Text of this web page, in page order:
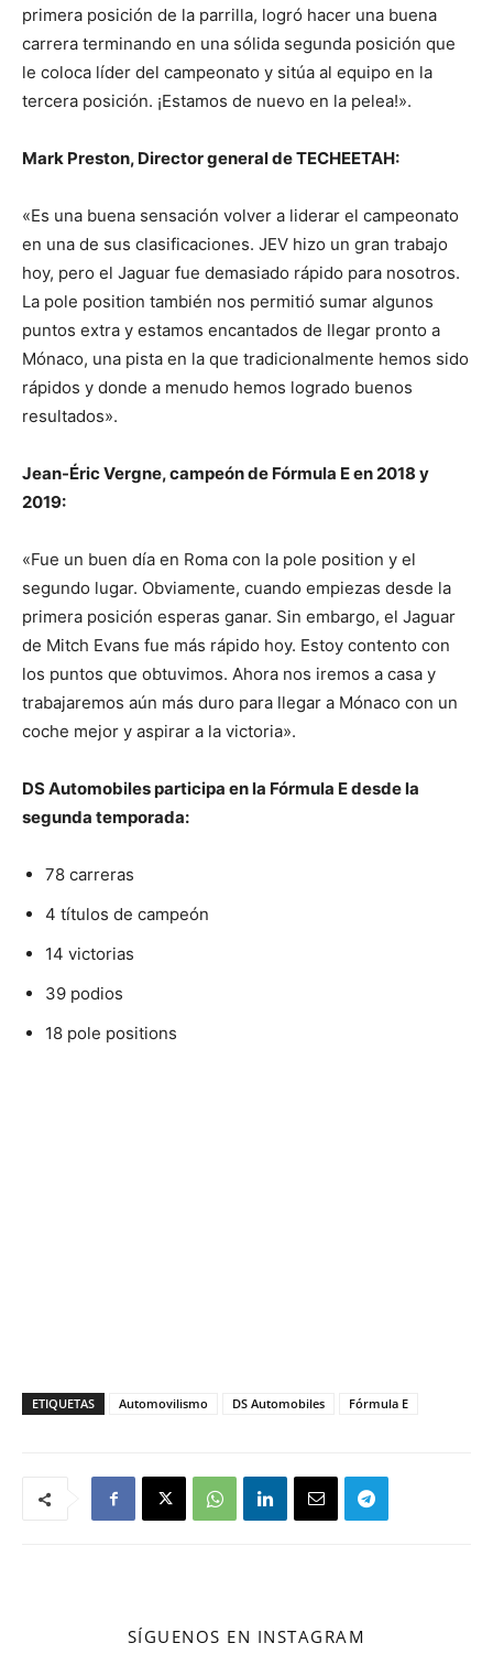
primera posición de la parrilla, logró hacer una buena
carrera terminando en una sólida segunda posición que
le coloca líder del campeonato y sitúa al equipo en la
tercera posición. ¡Estamos de nuevo en la pelea!».
Mark Preston, Director general de TECHEETAH:
«Es una buena sensación volver a liderar el campeonato
en una de sus clasificaciones. JEV hizo un gran trabajo
hoy, pero el Jaguar fue demasiado rápido para nosotros.
La pole position también nos permitió sumar algunos
puntos extra y estamos encantados de llegar pronto a
Mónaco, una pista en la que tradicionalmente hemos sido
rápidos y donde a menudo hemos logrado buenos
resultados».
Jean-Éric Vergne, campeón de Fórmula E en 2018 y
2019:
«Fue un buen día en Roma con la pole position y el
segundo lugar. Obviamente, cuando empiezas desde la
primera posición esperas ganar. Sin embargo, el Jaguar
de Mitch Evans fue más rápido hoy. Estoy contento con
los puntos que obtuvimos. Ahora nos iremos a casa y
trabajaremos aún más duro para llegar a Mónaco con un
coche mejor y aspirar a la victoria».
DS Automobiles participa en la Fórmula E desde la
segunda temporada:
78 carreras
4 títulos de campeón
14 victorias
39 podios
18 pole positions
ETIQUETAS Automovilismo DS Automobiles Fórmula E
SÍGUENOS EN INSTAGRAM